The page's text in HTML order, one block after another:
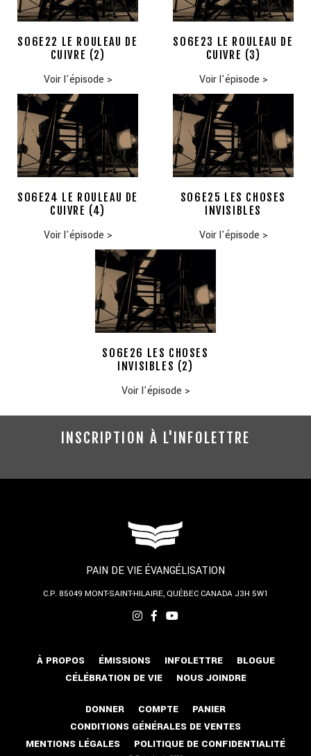
S06E22 LE ROULEAU DE
CUIVRE (2)
Voir l'épisode >
S06E23 LE ROULEAU DE
CUIVRE (3)
Voir l'épisode >
S06E24 LE ROULEAU DE
CUIVRE (4)
Voir l'épisode >
S06E25 LES CHOSES
INVISIBLES
Voir l'épisode >
S06E26 LES CHOSES
INVISIBLES (2)
Voir l'épisode >
INSCRIPTION À L'INFOLETTRE
PAIN DE VIE ÉVANGÉLISATION
C.P. 85049 MONT-SAINT-HILAIRE, QUÉBECCANADA J3H 5W1
À PROPOS ÉMISSIONS INFOLETTRE
BLOGUE
CÉLÉBRATION DE VIE
NOUS JOINDRE
DONNER COMPTE
PANIER
CONDITIONS GÉNÉRALES DE VENTES
MENTIONS LÉGALES
POLITIQUE DE CONFIDENTIALITÉ